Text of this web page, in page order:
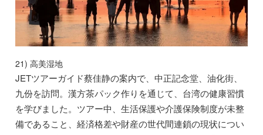
21) 高美湿地
JETツアーガイド蔡佳静の案内で、中正記念堂、油化街、
九份を訪問。漢方茶パック作りを通じて、台湾の健康習慣
を学びました。ツアー中、生活保護や介護保険制度が未整
備であること、経済格差や財産の世代間連鎖の現状につい